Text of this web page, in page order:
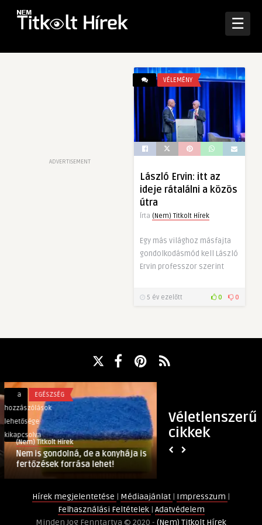
☰
ADVERTISEMENT
VÉLEMÉNY
László Ervin: itt az
ideje rátalálni a közös
útra
Írta (Nem) Titkolt Hírek
Egy más világhoz másfajta
gondolkodásmód kell László
Ervin professzor szerint
5 év ezelőtt 0 0
Véletlenszerű
cikkek
Nem
is
gondolná,
de
a
konyhája
forrása
bejegyzéshez
hozzászólások
lehetősége
kikapcsolva
EGÉSZSÉG
(Nem) Titkolt Hírek
Nem is gondolná, de a konyhája is
fertőzések forrása lehet!
Jazz
Trió
lehetősége
kikapcsolva
Hírek megjelentetése | Médiaajánlat | Impresszum |
Felhasználási Feltételek | Adatvédelem
Minden Jog Fenntartva © 2020 - (Nem) Titkolt Hírek